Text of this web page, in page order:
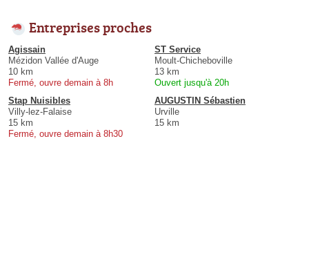
Entreprises proches
Agissain
Mézidon Vallée d'Auge
10 km
Fermé, ouvre demain à 8h
ST Service
Moult-Chicheboville
13 km
Ouvert jusqu'à 20h
Stap Nuisibles
Villy-lez-Falaise
15 km
Fermé, ouvre demain à 8h30
AUGUSTIN Sébastien
Urville
15 km